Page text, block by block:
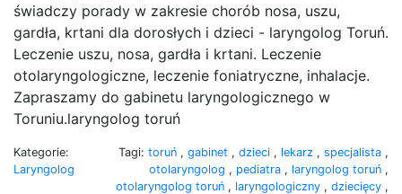
świadczy porady w zakresie chorób nosa, uszu,
gardła, krtani dla dorosłych i dzieci - laryngolog Toruń.
Leczenie uszu, nosa, gardła i krtani. Leczenie
otolaryngologiczne, leczenie foniatryczne, inhalacje.
Zapraszamy do gabinetu laryngologicznego w
Toruniu.laryngolog toruń
Kategorie:
Laryngolog
Tagi: toruń , gabinet , dzieci , lekarz , specjalista ,
otolaryngolog , pediatra , laryngolog toruń ,
otolaryngolog toruń , laryngologiczny , dziecięcy ,